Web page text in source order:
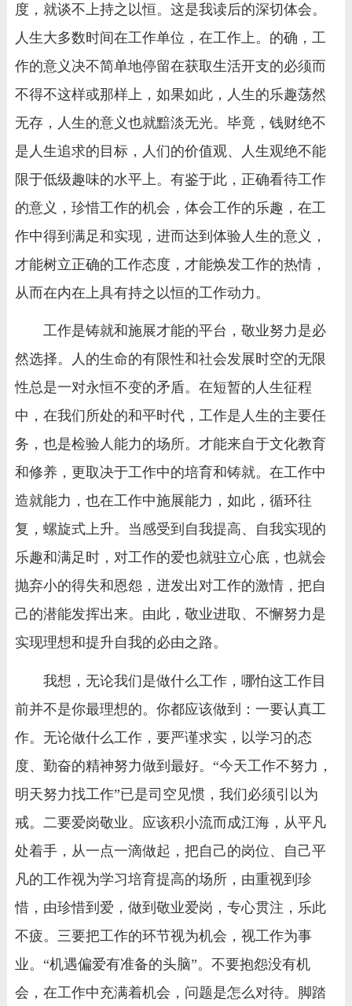
度，就谈不上持之以恒。这是我读后的深切体会。
人生大多数时间在工作单位，在工作上。的确，工
作的意义决不简单地停留在获取生活开支的必须而
不得不这样或那样上，如果如此，人生的乐趣荡然
无存，人生的意义也就黯淡无光。毕竟，钱财绝不
是人生追求的目标，人们的价值观、人生观绝不能
限于低级趣味的水平上。有鉴于此，正确看待工作
的意义，珍惜工作的机会，体会工作的乐趣，在工
作中得到满足和实现，进而达到体验人生的意义，
才能树立正确的工作态度，才能焕发工作的热情，
从而在内在上具有持之以恒的工作动力。
工作是铸就和施展才能的平台，敬业努力是必
然选择。人的生命的有限性和社会发展时空的无限
性总是一对永恒不变的矛盾。在短暂的人生征程
中，在我们所处的和平时代，工作是人生的主要任
务，也是检验人能力的场所。才能来自于文化教育
和修养，更取决于工作中的培育和铸就。在工作中
造就能力，也在工作中施展能力，如此，循环往
复，螺旋式上升。当感受到自我提高、自我实现的
乐趣和满足时，对工作的爱也就驻立心底，也就会
抛弃小的得失和恩怨，迸发出对工作的激情，把自
己的潜能发挥出来。由此，敬业进取、不懈努力是
实现理想和提升自我的必由之路。
我想，无论我们是做什么工作，哪怕这工作目
前并不是你最理想的。你都应该做到：一要认真工
作。无论做什么工作，要严谨求实，以学习的态
度、勤奋的精神努力做到最好。“今天工作不努力，
明天努力找工作”已是司空见惯，我们必须引以为
戒。二要爱岗敬业。应该积小流而成江海，从平凡
处着手，从一点一滴做起，把自己的岗位、自己平
凡的工作视为学习培育提高的场所，由重视到珍
惜，由珍惜到爱，做到敬业爱岗，专心贯注，乐此
不疲。三要把工作的环节视为机会，视工作为事
业。“机遇偏爱有准备的头脑”。不要抱怨没有机
会，在工作中充满着机会，问题是怎么对待。脚踏